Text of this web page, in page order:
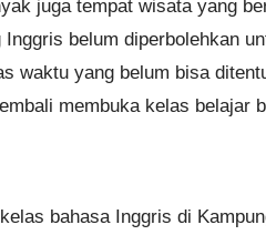
juga tempat wisata yang
belum diperbolehkan
waktu yang belum bisa
membuka kelas belajar
bahasa Inggris di